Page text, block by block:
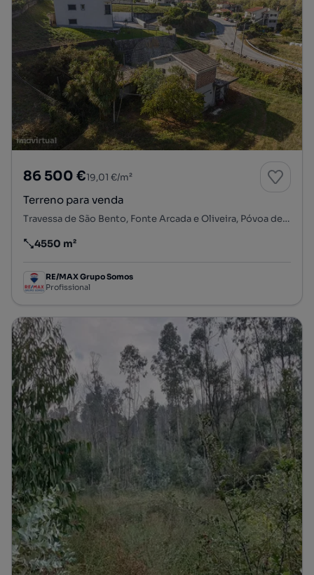
86 500 €19,01 €/m²
Terreno para venda
Travessa de São Bento, Fonte Arcada e Oliveira, Póvoa de Lanhoso, Braga
Preço por metro quadrado
4550 m²
RE/MAX Grupo Somos
Profissional